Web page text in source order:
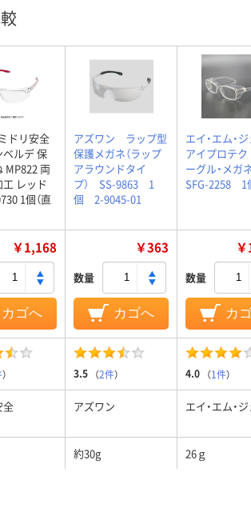
ミドリ安全
ベルデ 保
MP822 両
レッド
1個（直
アズワン ラップ型
保護メガネ（ラップ
アラウンドタイ
プ） SS-9863 1
個 2-9045-01
エイ・エム
アイプロテク
ーグル・メガ
SFG-2258 1
￥1,168
カゴへ
￥363
数量
カゴへ
数量
カ
） 3.5 （2件） 4.0 （1件）
全 アズワン エイ・エム・
約30g 26ｇ